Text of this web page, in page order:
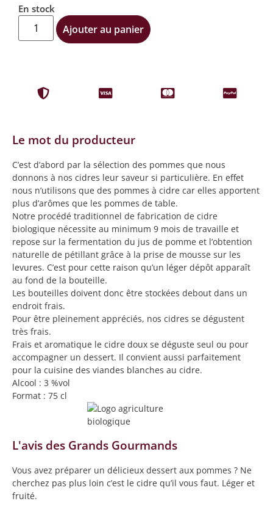
En stock
Ajouter au panier
Le mot du producteur
C’est d’abord par la sélection des pommes que nous
donnons à nos cidres leur saveur si particulière. En effet
nous n’utilisons que des pommes à cidre car elles apportent
plus d’arômes que les pommes de table.
Notre procédé traditionnel de fabrication de cidre
biologique nécessite au minimum 9 mois de travaille et
repose sur la fermentation du jus de pomme et l’obtention
naturelle de pétillant grâce à la prise de mousse sur les
levures. C’est pour cette raison qu’un léger dépôt apparaît
au fond de la bouteille.
Les bouteilles doivent donc être stockées debout dans un
endroit frais.
Pour être pleinement appréciés, nos cidres se dégustent
très frais.
Frais et aromatique le cidre doux se déguste seul ou pour
accompagner un dessert. Il convient aussi parfaitement
pour la cuisine des viandes blanches au cidre.
Alcool : 3 %vol
Format : 75 cl
L'avis des Grands Gourmands
Vous avez préparer un délicieux dessert aux pommes ? Ne
cherchez pas plus loin c’est le cidre qu’il vous faut. Léger et
fruité.